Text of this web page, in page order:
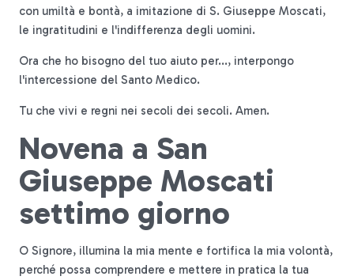
con umiltà e bontà, a imitazione di S. Giuseppe Moscati,
le ingratitudini e l'indifferenza degli uomini.
Ora che ho bisogno del tuo aiuto per..., interpongo
l'intercessione del Santo Medico.
Tu che vivi e regni nei secoli dei secoli. Amen.
Novena a San
Giuseppe Moscati
settimo giorno
O Signore, illumina la mia mente e fortifica la mia volontà,
perché possa comprendere e mettere in pratica la tua